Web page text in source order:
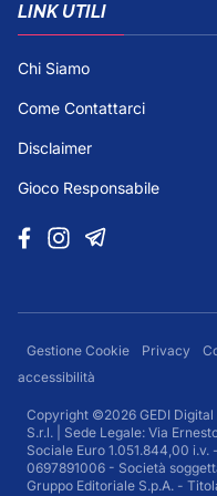
LINK UTILI
Chi Siamo
Come Contattarci
Disclaimer
Gioco Responsabile
Gestione Cookie Privacy
accessibilità
Copyright ©2026 GEDI
S.r.l. | Sede Legale: Via
Sociale Euro 1.051.844,00
0697891006 - Società
Gruppo Editoriale S.p.A. -